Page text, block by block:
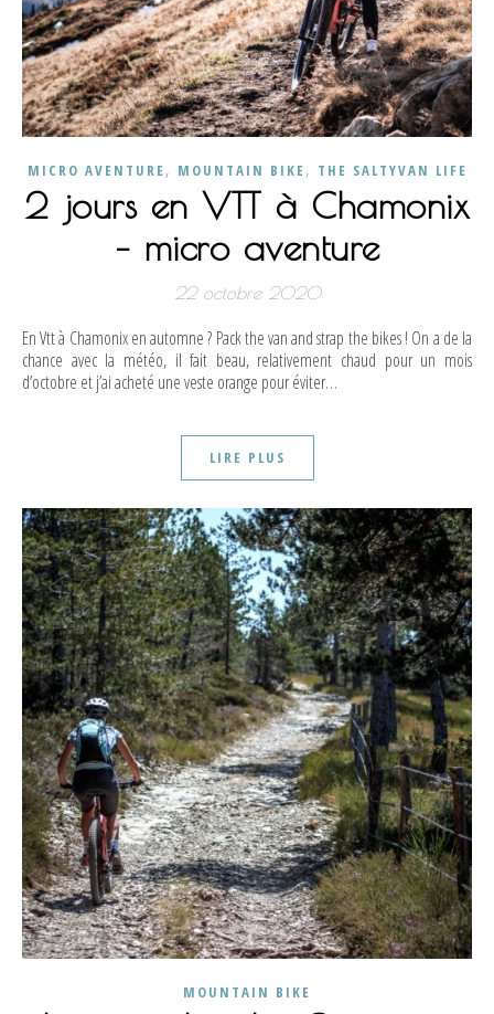
MICRO AVENTURE, MOUNTAIN BIKE, THE SALTYVAN LIFE
2 jours en VTT à Chamonix
– micro aventure
22 octobre 2020
En Vtt à Chamonix en automne ? Pack the van and strap the bikes ! On a de la
chance avec la météo, il fait beau, relativement chaud pour un mois
d’octobre et j’ai acheté une veste orange pour éviter…
LIRE PLUS
MOUNTAIN BIKE